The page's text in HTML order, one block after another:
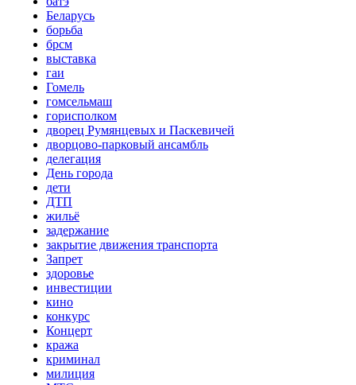
Беларусь
борьба
брсм
выставка
гаи
Гомель
гомсельмаш
горисполком
дворец Румянцевых и Паскевичей
дворцово-парковый ансамбль
делегация
День города
дети
ДТП
жильё
задержание
закрытие движения транспорта
Запрет
здоровье
инвестиции
кино
конкурс
Концерт
кража
криминал
милиция